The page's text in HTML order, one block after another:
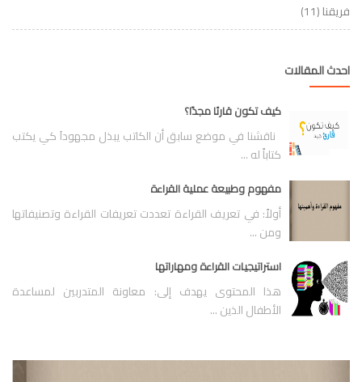
فريقنا(11)
احدث المقالات
كيف تكون قارئا مجدًا؟
ناقشنا في موضع سابق أن الكاتب يبذل مجهوداَ كي يكتب
كتاباً له ...
مفهوم وطبيعة عملية القراءة
أولاً: في تعريف القراءة تعددت تعريفات القراءة وتصنيفاتها
ومن ...
استراتيجيات القراءة ومهاراتها
هذا المحتوى يهدف إلى: معاونة المتدربين لمساعدة
الأطفال الذين ...